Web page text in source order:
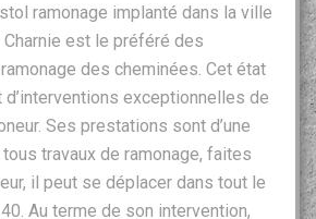
ramonage implanté dans la ville
est le préféré des
des cheminées. Cet état
exceptionnelles de
Ses prestations sont d’une
travaux de ramonage, faites
il peut se déplacer dans tout le
Au terme de son intervention,